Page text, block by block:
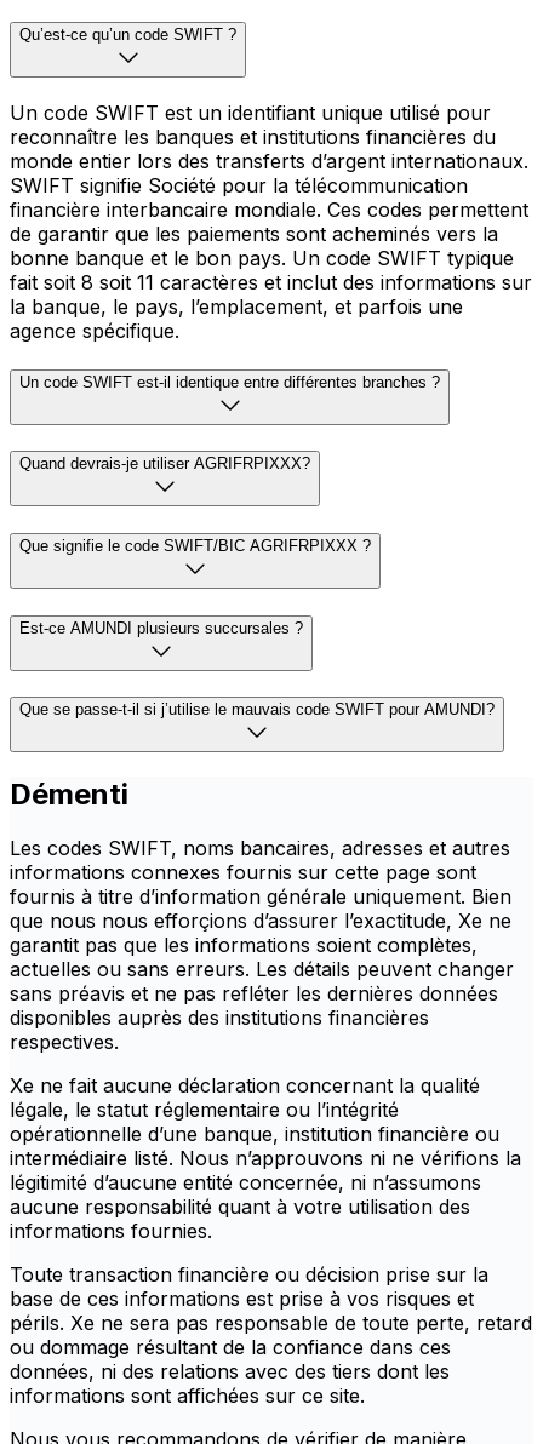
Qu’est-ce qu’un code SWIFT ?
Un code SWIFT est un identifiant unique utilisé pour
reconnaître les banques et institutions financières du
monde entier lors des transferts d’argent internationaux.
SWIFT signifie Société pour la télécommunication
financière interbancaire mondiale. Ces codes permettent
de garantir que les paiements sont acheminés vers la
bonne banque et le bon pays. Un code SWIFT typique
fait soit 8 soit 11 caractères et inclut des informations sur
la banque, le pays, l’emplacement, et parfois une
agence spécifique.
Un code SWIFT est-il identique entre différentes branches ?
Quand devrais-je utiliser AGRIFRPIXXX?
Que signifie le code SWIFT/BIC AGRIFRPIXXX ?
Est-ce AMUNDI plusieurs succursales ?
Que se passe-t-il si j’utilise le mauvais code SWIFT pour AMUNDI?
Démenti
Les codes SWIFT, noms bancaires, adresses et autres
informations connexes fournis sur cette page sont
fournis à titre d’information générale uniquement. Bien
que nous nous efforçions d’assurer l’exactitude, Xe ne
garantit pas que les informations soient complètes,
actuelles ou sans erreurs. Les détails peuvent changer
sans préavis et ne pas refléter les dernières données
disponibles auprès des institutions financières
respectives.
Xe ne fait aucune déclaration concernant la qualité
légale, le statut réglementaire ou l’intégrité
opérationnelle d’une banque, institution financière ou
intermédiaire listé. Nous n’approuvons ni ne vérifions la
légitimité d’aucune entité concernée, ni n’assumons
aucune responsabilité quant à votre utilisation des
informations fournies.
Toute transaction financière ou décision prise sur la
base de ces informations est prise à vos risques et
périls. Xe ne sera pas responsable de toute perte, retard
ou dommage résultant de la confiance dans ces
données, ni des relations avec des tiers dont les
informations sont affichées sur ce site.